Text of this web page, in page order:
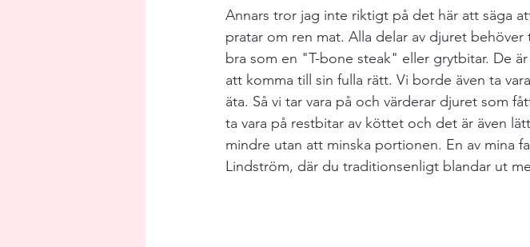
Annars tror jag inte riktigt på det här att säga
pratar om ren mat. Alla delar av djuret
bra som en "T-bone steak" eller grytbitar. De
att komma till sin fulla rätt. Vi borde även ta
äta. Så vi tar vara på och värderar djuret som
ta vara på restbitar av köttet och det är även
mindre utan att minska portionen. En av mina
Lindström, där du traditionsenligt blandar ut